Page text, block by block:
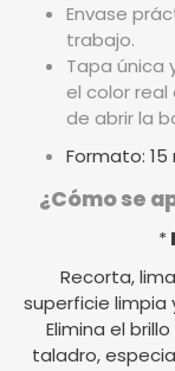
Envase
trabajo.
Tapa única
el color real
de abrir la
Formato: 15
¿Cómo se
*
Recorta,
superficie limpia
Elimina el
taladro,